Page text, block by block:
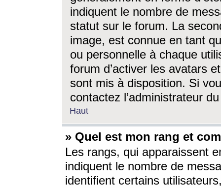
indiquent le nombre de
statut sur le forum. La
image, est connue en tant
ou personnelle à chaque
forum d’activer les avatars
sont mis à disposition. Si
contactez l’administrateur
Haut
» Quel est mon rang et
Les rangs, qui apparaissent
indiquent le nombre de
identifient certains